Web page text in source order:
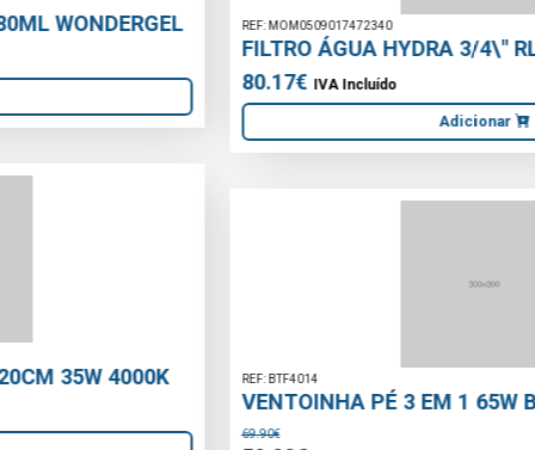
REF: MOM0509017472340
FILTRO ÁGUA HYDRA 3/4\" RLH AUTO LIMPEZA
80.17€IVA Incluído
REF: BTF4014
VENTOINHA PÉ 3 EM 1 65W BELTAX
69.90€